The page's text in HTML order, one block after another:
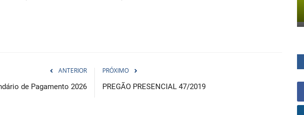
ANTERIOR
de Pagamento 2026
PRÓXIMO
PREGÃO PRESENCIAL 47/2019